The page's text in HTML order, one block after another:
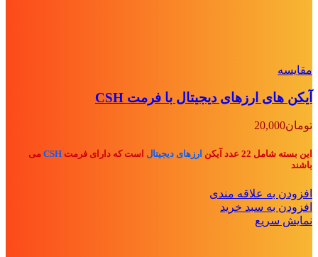
مقايسه
آیکن های ارزهای دیجیتال با فرمت CSH
تومان20,000
این بسته شامل 22 عدد آیکن ارزهای دیجیتال است که دارای فرمت CSH می
باشند
افزودن به علاقه مندی
افزودن به سبد خرید
نمایش سریع